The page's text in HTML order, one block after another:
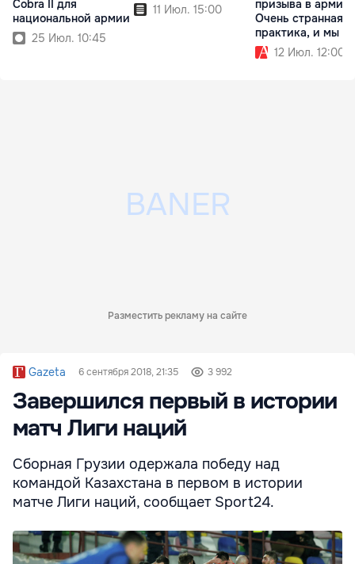
Cobra II для
национальной армии
25 Июл. 10:45
11 Июл. 15:00
призыва в армию:
Очень странная
практика, и мы ее
проверяем
12 Июл. 12:00
Разместить рекламу на сайте
Gazeta 6 сентября 2018, 21:35 3 992
Завершился первый в истории
матч Лиги наций
Сборная Грузии одержала победу над
командой Казахстана в первом в истории
матче Лиги наций, сообщает Sport24.